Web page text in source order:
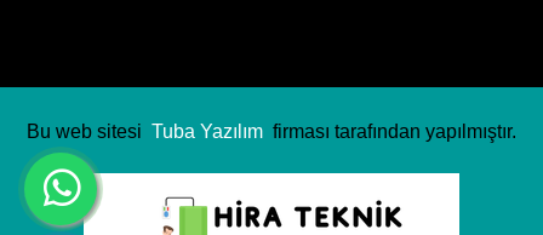
Bu web sitesi Tuba Yazılım firması tarafından yapılmıştır.